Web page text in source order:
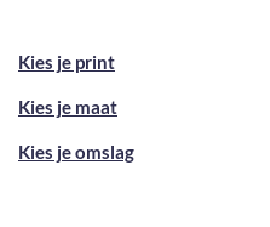
Kies je print
Kies je maat
Kies je omslag